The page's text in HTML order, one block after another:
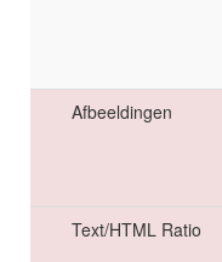
Afbeeldingen
Text/HTML Ratio